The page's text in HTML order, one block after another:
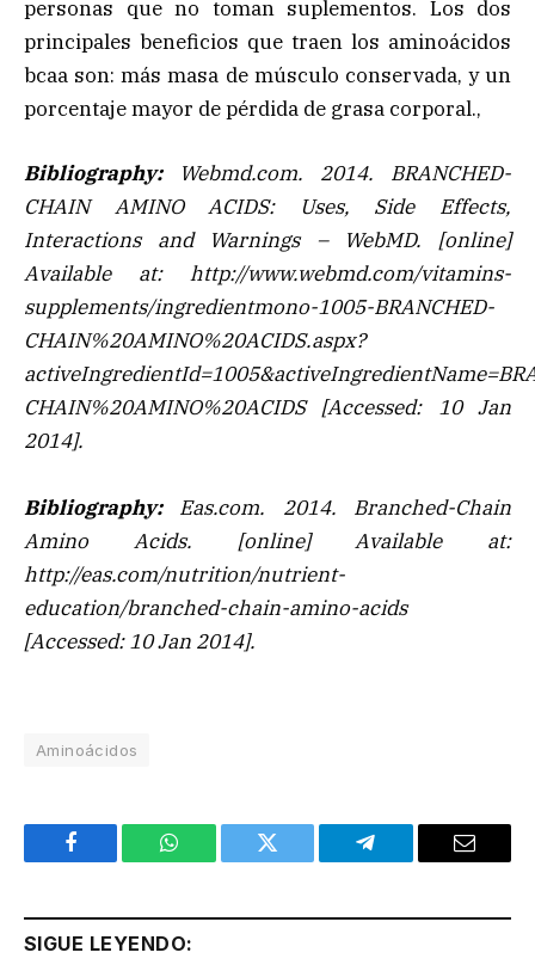
personas que no toman suplementos. Los dos
principales beneficios que traen los aminoácidos
bcaa son: más masa de músculo conservada, y un
porcentaje mayor de pérdida de grasa corporal.,
Bibliography:Webmd.com. 2014. BRANCHED-
CHAIN AMINO ACIDS: Uses, Side Effects,
Interactions and Warnings – WebMD. [online]
Available at: http://www.webmd.com/vitamins-
supplements/ingredientmono-1005-BRANCHED-
CHAIN%20AMINO%20ACIDS.aspx?
CHAIN%20AMINO%20ACIDS [Accessed: 10 Jan
2014].
Bibliography:Eas.com. 2014. Branched-Chain
Amino Acids. [online] Available at:
http://eas.com/nutrition/nutrient-
education/branched-chain-amino-acids
[Accessed: 10 Jan 2014].
Aminoácidos
Facebook WhatsApp Twitter Telegram Email
SIGUE LEYENDO: